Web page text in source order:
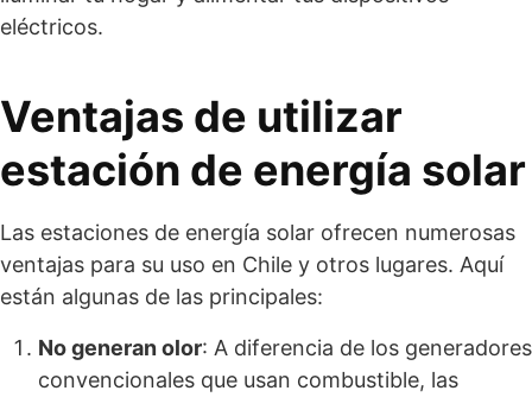
eléctricos.
Ventajas de utilizar
estación de energía solar
Las estaciones de energía solar ofrecen numerosas
ventajas para su uso en Chile y otros lugares. Aquí
están algunas de las principales:
No generan olor: A diferencia de los generadores
convencionales que usan combustible, las